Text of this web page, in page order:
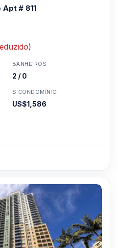
# 811
BANHEIROS
2 / 0
$ CONDOMÍNIO
US$1,586